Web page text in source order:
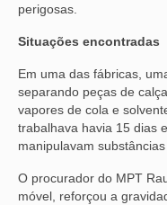
perigosas.
Situações encontradas
Em uma das fábricas,
separando peças de
vapores de cola e
trabalhava havia 15 dias
manipulavam
O procurador do MPT
móvel, reforçou a